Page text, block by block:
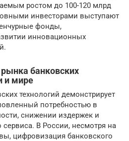
ростом до 100-120 млрд
инвесторами выступают
фонды,
инновационных
банковских
и мире
технологий демонстрирует
потребностью в
снижении издержек и
сервиса. В России, несмотря на
цифровизация банковского